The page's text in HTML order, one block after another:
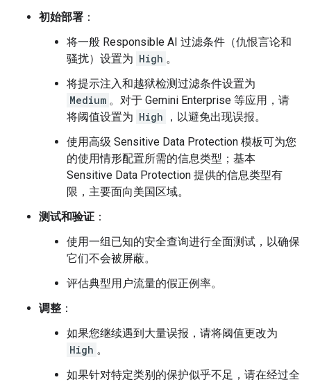
初始部署 ：
将一般 Responsible AI 过滤条件（仇恨言论和
骚扰）设置为 High 。
将提示注入和越狱检测过滤条件设置为
Medium 。对于 Gemini Enterprise 等应用，请
将阈值设置为 High
，以避免出现误报。
使用高级 Sensitive Data Protection 模板可为您
的使用情形配置所需的信息类型；基本
Sensitive Data Protection 提供的信息类型有
限，主要面向美国区域。
测试和验证 ：
使用一组已知的安全查询进行全面测试，以确保
它们不会被屏蔽。
评估典型用户流量的假正例率。
调整 ：
如果您继续遇到大量误报，请将阈值更改为
High 。
如果针对特定类别的保护似乎不足，请在经过全